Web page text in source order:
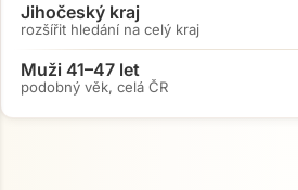
Jihočeský kraj
rozšířit hledání na celý kraj
Muži 41–47 let
podobný věk, celá ČR